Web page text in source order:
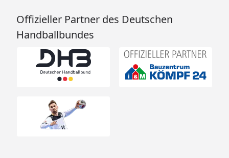
Offizieller Partner des Deutschen
Handballbundes